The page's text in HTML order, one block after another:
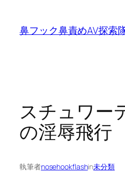
鼻フック鼻責めAV探索
スチュワー
の淫辱飛行
執筆者nosehookflashin未分類